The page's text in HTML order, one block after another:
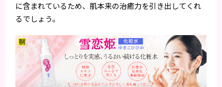
に含まれているため、肌本来の治癒力を引き出してくれ
るでしょう。